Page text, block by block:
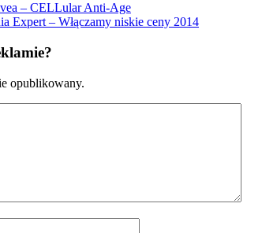
– CELLular Anti-Age
Expert – Włączamy niskie ceny 2014
opublikowany.